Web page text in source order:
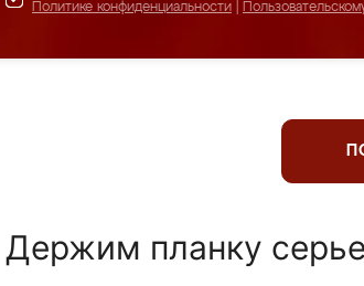
Политике конфиденциальности
Держим планку